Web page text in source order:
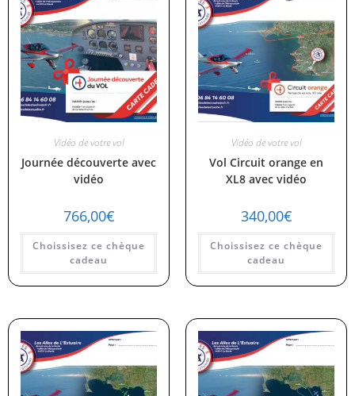
Vidéo de votre vol
Journée découverte avec
vidéo
766,00€
Choissisez ce chèque
cadeau
Vidéo de votre vol
Vol Circuit orange en
XL8 avec vidéo
340,00€
Choissisez ce chèque
cadeau